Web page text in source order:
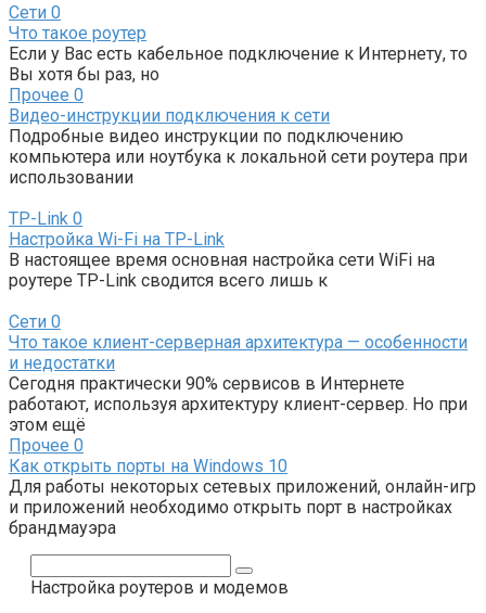
Сети 0
Что такое роутер
Если у Вас есть кабельное подключение к Интернету, то
Вы хотя бы раз, но
Прочее 0
Видео-инструкции подключения к сети
Подробные видео инструкции по подключению
компьютера или ноутбука к локальной сети роутера при
использовании
TP-Link 0
Настройка Wi-Fi на TP-Link
В настоящее время основная настройка сети WiFi на
роутере TP-Link сводится всего лишь к
Сети 0
Что такое клиент-серверная архитектура — особенности
и недостатки
Сегодня практически 90% сервисов в Интернете
работают, используя архитектуру клиент-сервер. Но при
этом ещё
Прочее 0
Как открыть порты на Windows 10
Для работы некоторых сетевых приложений, онлайн-игр
и приложений необходимо открыть порт в настройках
брандмауэра
Настройка роутеров и модемов